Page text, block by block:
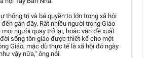
thống trị và bá quyền to lớn trong xã hội
gần đây. Rất nhiều người trong Giáo
mọi người quay trở lại, hoặc vẫn đề xuất
sống tôn giáo được thiết kế cho một
Giáo, mặc dù thực tế là xã hội đó ngày
vậy nữa," ông nói.